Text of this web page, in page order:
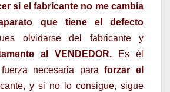
si el fabricante no me cambia
que tiene el defecto
olvidarse del fabricante y
al VENDEDOR. Es él
necesaria para forzar el
y si no lo consigue, sigue